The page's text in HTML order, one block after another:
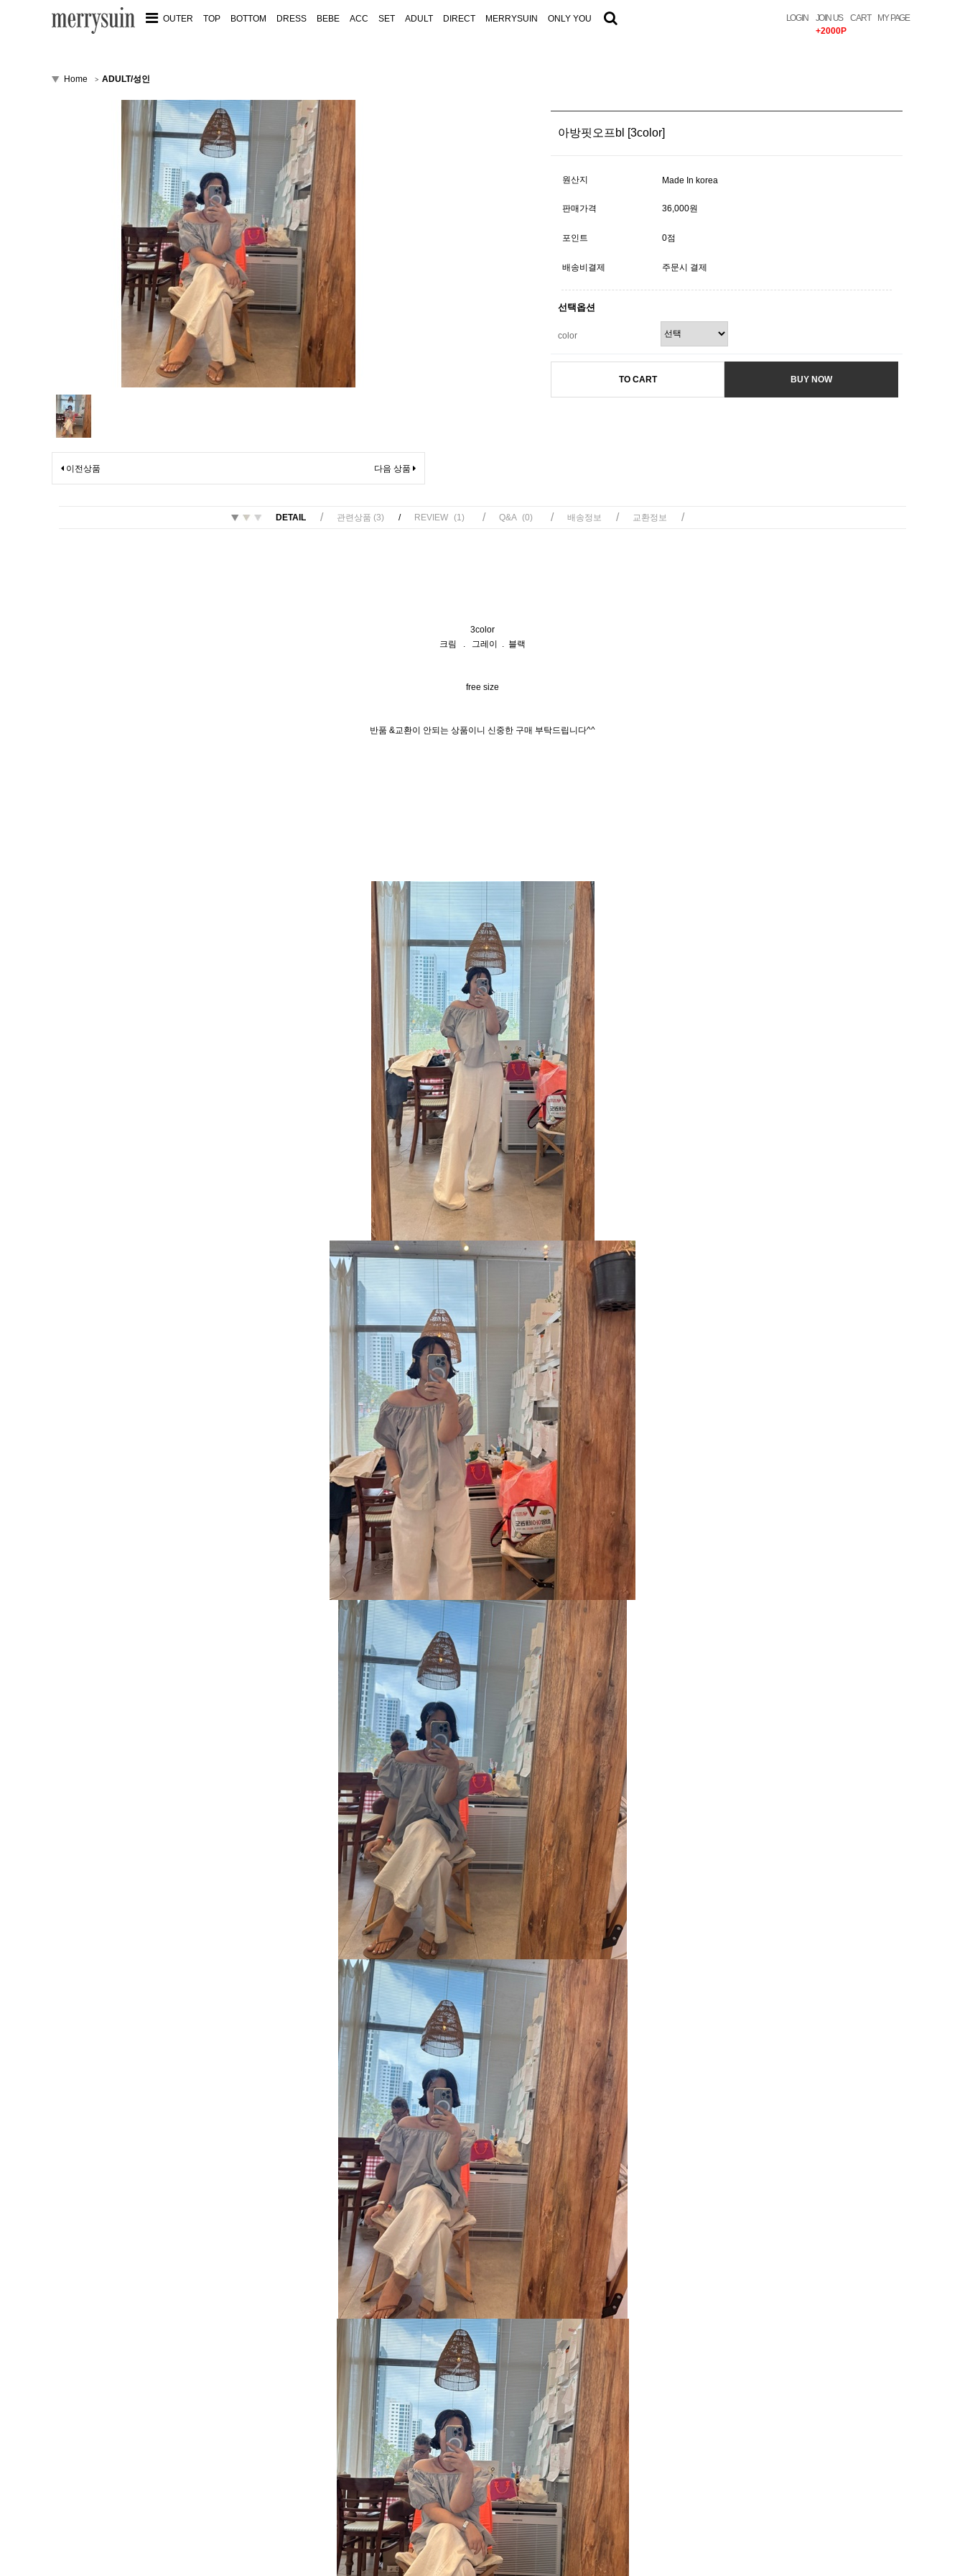
ONLY YOU
MERRYSUIN
DIRECT
ADULT
SET
ACC
BEBE
DRESS
BOTTOM
TOP
OUTER
LOGIN
+2000P
JOIN US CART MY PAGE
Home ADULT/성인
이전상품 다음 상품
아방핏오프bl [3color]
원산지 Made In korea
판매가격 36,000원
포인트 0점
배송비결제 주문시 결제
선택옵션
color
TO CART BUY NOW
DETAIL / 관련상품 (3) / REVIEW (1) / Q&A (0) / 배송정보 / 교환정보 /
3color
크림 . 그레이 . 블랙
free size
반품 &교환이 안되는 상품이니 신중한 구매 부탁드립니다^^